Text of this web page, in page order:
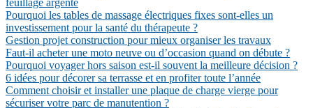
feuillage argenté
Pourquoi les tables de massage électriques fixes sont-elles un
investissement pour la santé du thérapeute ?
Gestion projet construction pour mieux organiser les travaux
Faut-il acheter une moto neuve ou d’occasion quand on débute ?
Pourquoi voyager hors saison est-il souvent la meilleure décision ?
6 idées pour décorer sa terrasse et en profiter toute l’année
Comment choisir et installer une plaque de charge vierge pour
sécuriser votre parc de manutention ?